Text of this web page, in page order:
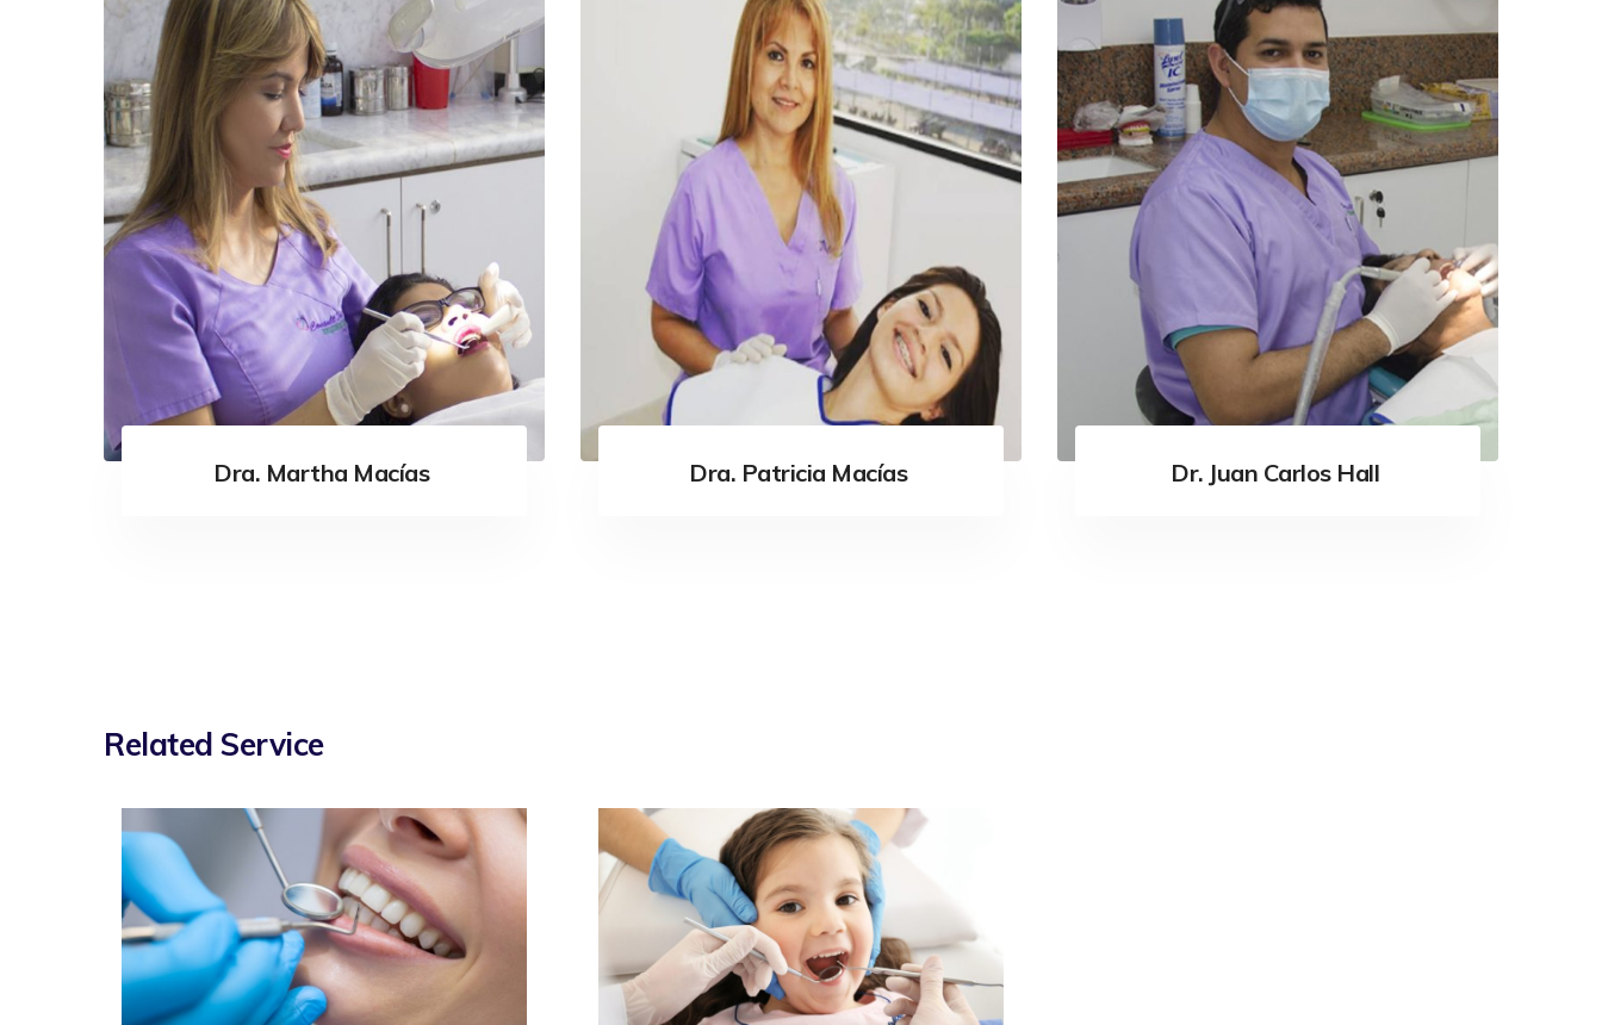
Dra. Martha Macías Dra. Patricia Macías Dr. Juan Carlos Hall
Related Service